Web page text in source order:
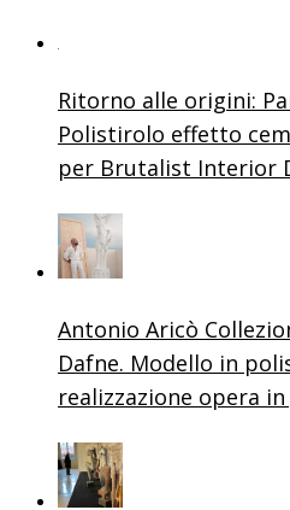
Ritorno alle origini:
Polistirolo effetto
per Brutalist Interior
Antonio Aricò
Dafne. Modello in
realizzazione opera